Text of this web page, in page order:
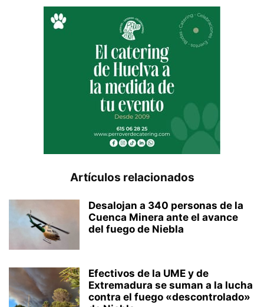
Artículos relacionados
Desalojan a 340 personas de la
Cuenca Minera ante el avance
del fuego de Niebla
Efectivos de la UME y de
Extremadura se suman a la lucha
contra el fuego «descontrolado»